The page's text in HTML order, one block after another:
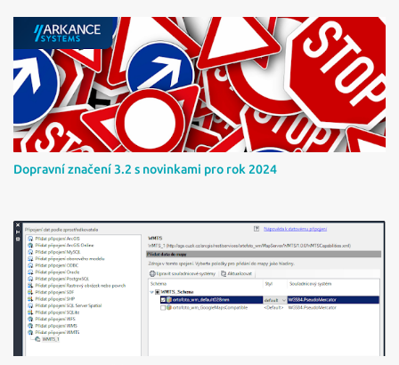
Dopravní značení 3.2 s novinkami pro rok 2024